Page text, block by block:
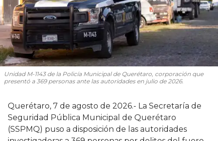
Unidad M-1143 de la Policía Municipal de Querétaro, corporación que
presentó a 369 personas ante las autoridades en julio de 2026.
Querétaro, 7 de agosto de 2026.- La Secretaría de
Seguridad Pública Municipal de Querétaro
(SSPMQ) puso a disposición de las autoridades